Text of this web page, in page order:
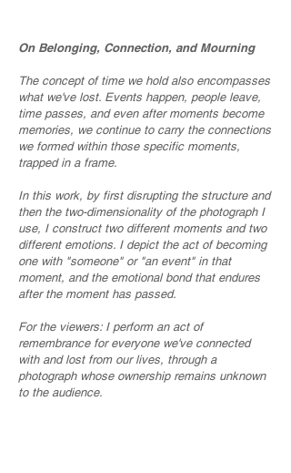
On Belonging, Connection, and Mourning
The concept of time we hold also encompasses
what we've lost. Events happen, people leave,
time passes, and even after moments become
memories, we continue to carry the connections
we formed within those specific moments,
trapped in a frame.
In this work, by first disrupting the structure and
then the two-dimensionality of the photograph I
use, I construct two different moments and two
different emotions. I depict the act of becoming
one with "someone" or "an event" in that
moment, and the emotional bond that endures
after the moment has passed.
For the viewers: I perform an act of
remembrance for everyone we've connected
with and lost from our lives, through a
photograph whose ownership remains unknown
to the audience.